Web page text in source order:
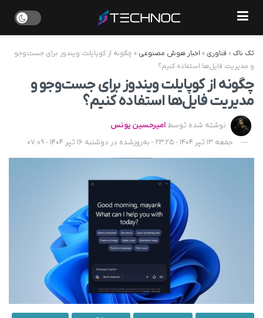
تک ناک» فناوری » اخبار هوش مصنوعی » چگونه از کوپایلت ویندوز برای جست‌وجو
و مدیریت فایل‌ها استفاده کنیم؟
چگونه از کوپایلت ویندوز برای جست‌وجو و
مدیریت فایل‌ها استفاده کنیم؟
نوشته شده توسط امیرحسین یونس
جمعه 13 تیر 1404 - 23:25 - به‌روزشده در دوشنبه 16 تیر 1404 - 07:09